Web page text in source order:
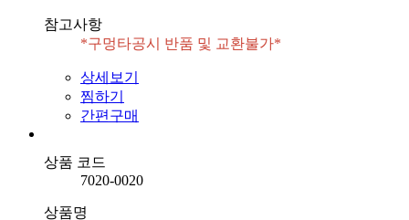
참고사항
상세보기
찜하기
간편구매
상품 코드
7020-0020
상품명